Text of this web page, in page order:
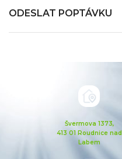
ODESLAT POPTÁVKU
Švermova 1373,
413 01 Roudnice nad
Labem